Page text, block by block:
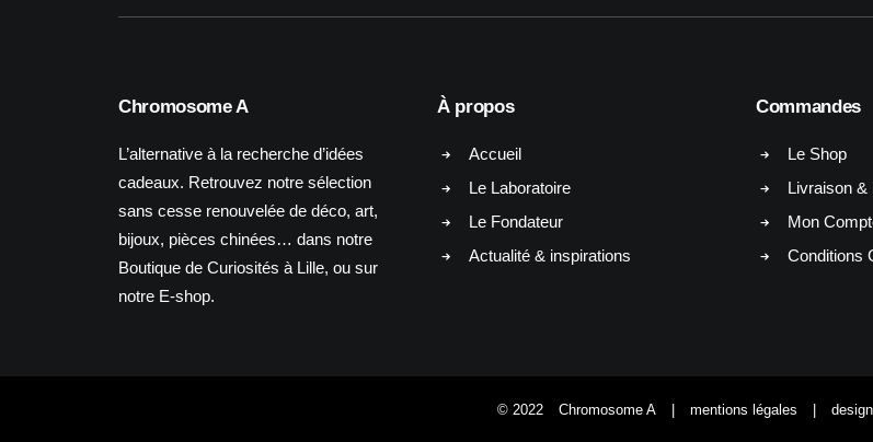
Chromosome A
L’alternative à la recherche d’idées
cadeaux. Retrouvez notre sélection
sans cesse renouvelée de déco, art,
bijoux, pièces chinées… dans notre
Boutique de Curiosités à Lille, ou sur
notre E-shop.
À propos
Accueil
Le Laboratoire
Le Fondateur
Actualité & inspirations
Commandes
Le Shop
Livraison &
Mon
Conditions
© 2022 Chromosome A mentions légales